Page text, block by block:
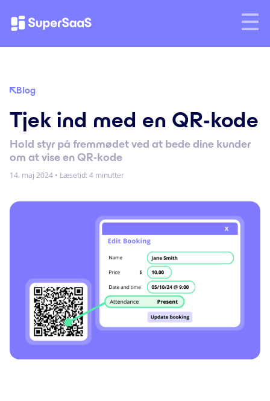
Blog
Tjek ind med en QR-kode
Hold styr på fremmødet ved at bede dine kunder
om at vise en QR-kode
14. maj 2024 • Læsetid: 4 minutter